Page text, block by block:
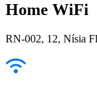
Home WiFi
RN-002, 12, Nísia